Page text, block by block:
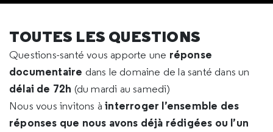
TOUTES LES QUESTIONS
Questions-santé vous apporte une réponse
documentaire dans le domaine de la santé dans un
délai de 72h (du mardi au samedi)
Nous vous invitons àinterroger l’ensemble des
réponses que nous avons déjà rédigées ou l’un